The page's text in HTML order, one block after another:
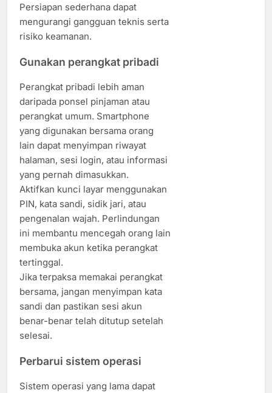
Persiapan sederhana dapat
mengurangi gangguan teknis serta
risiko keamanan.
Gunakan perangkat pribadi
Perangkat pribadi lebih aman
daripada ponsel pinjaman atau
perangkat umum. Smartphone
yang digunakan bersama orang
lain dapat menyimpan riwayat
halaman, sesi login, atau informasi
yang pernah dimasukkan.
Aktifkan kunci layar menggunakan
PIN, kata sandi, sidik jari, atau
pengenalan wajah. Perlindungan
ini membantu mencegah orang lain
membuka akun ketika perangkat
tertinggal.
Jika terpaksa memakai perangkat
bersama, jangan menyimpan kata
sandi dan pastikan sesi akun
benar-benar telah ditutup setelah
selesai.
Perbarui sistem operasi
Sistem operasi yang lama dapat